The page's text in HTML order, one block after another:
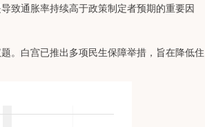
致通胀率持续高于政策制定者预期的重要因
白宫已推出多项民生保障举措，旨在降低住